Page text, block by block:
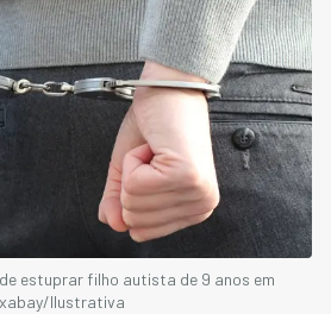
estuprar filho autista de 9 anos em
Ilustrativa